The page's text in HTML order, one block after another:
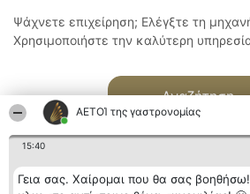
ΑΕΤΟΊ της γαστρονομίας
15:40
Γεια σας. Χαίρομαι που θα σας
Ψάχνετε επιχείρηση; Ελέγξτε τη
Χρησιμοποιήστε την καλύτερη
Αναζήτηση